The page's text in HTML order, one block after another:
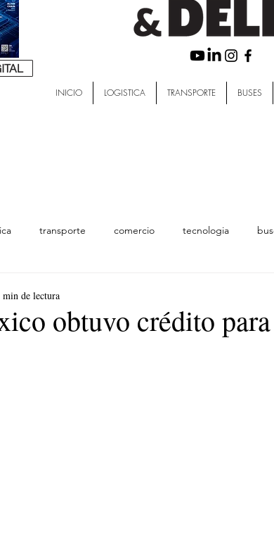
INICIO LOGISTICA TRANSPORTE BUSES
transporte comercio tecnologia
obtuvo crédito
min de lectura